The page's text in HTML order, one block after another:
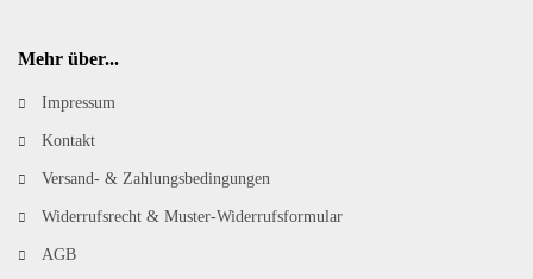
Mehr über...
Impressum
Kontakt
Versand- & Zahlungsbedingungen
Widerrufsrecht & Muster-Widerrufsformular
AGB